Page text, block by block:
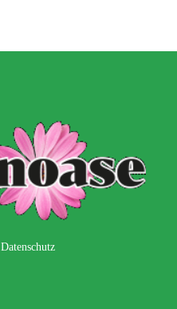
Datenschutz